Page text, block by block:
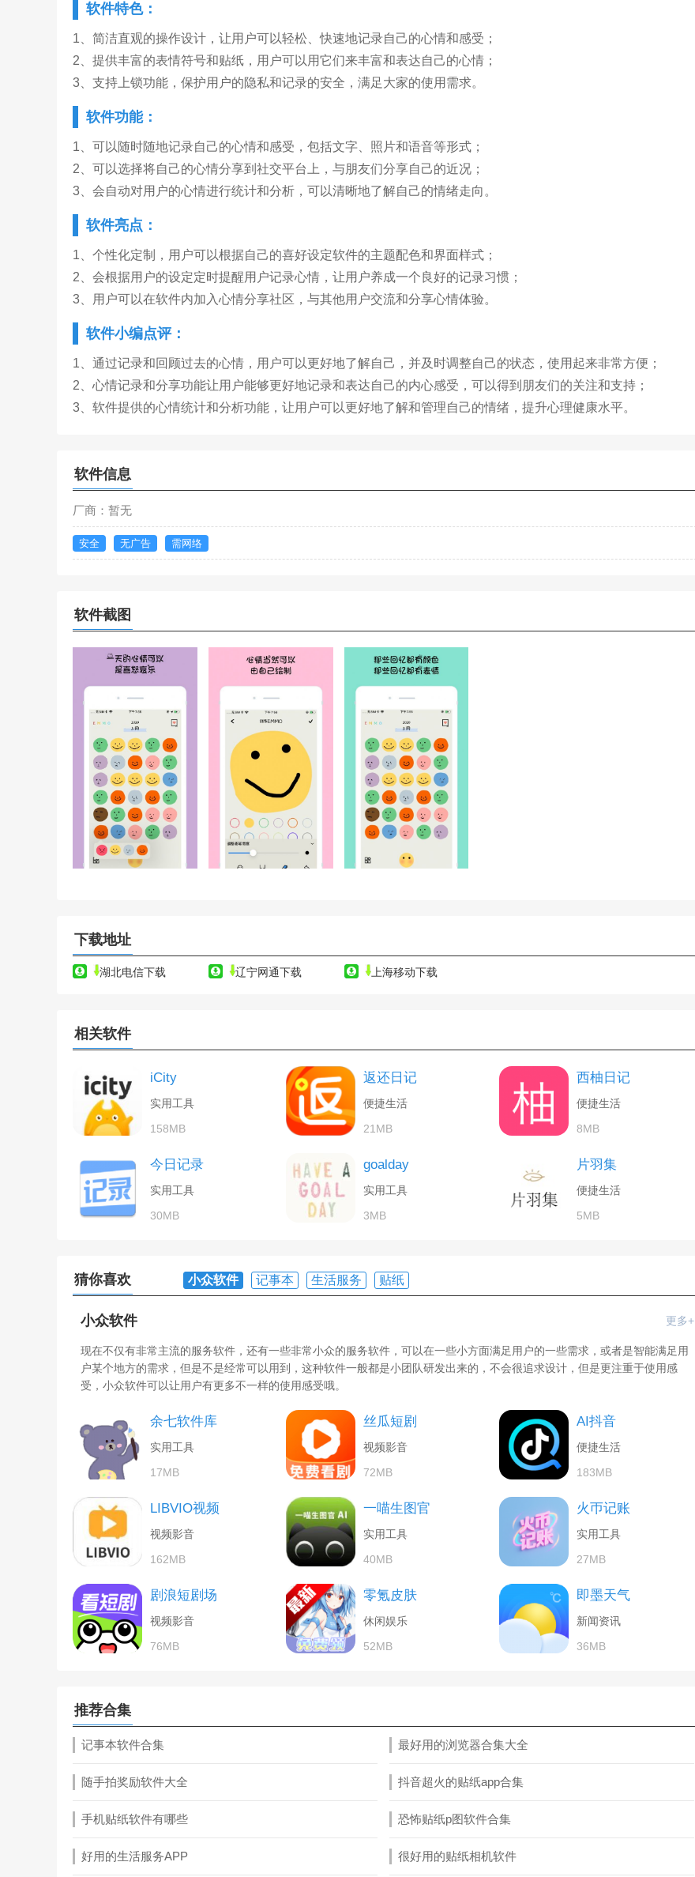
软件特色：
1、简洁直观的操作设计，让用户可以轻松、快速地记录自己的心情和感受；
2、提供丰富的表情符号和贴纸，用户可以用它们来丰富和表达自己的心情；
3、支持上锁功能，保护用户的隐私和记录的安全，满足大家的使用需求。
软件功能：
1、可以随时随地记录自己的心情和感受，包括文字、照片和语音等形式；
2、可以选择将自己的心情分享到社交平台上，与朋友们分享自己的近况；
3、会自动对用户的心情进行统计和分析，可以清晰地了解自己的情绪走向。
软件亮点：
1、个性化定制，用户可以根据自己的喜好设定软件的主题配色和界面样式；
2、会根据用户的设定定时提醒用户记录心情，让用户养成一个良好的记录习惯；
3、用户可以在软件内加入心情分享社区，与其他用户交流和分享心情体验。
软件小编点评：
1、通过记录和回顾过去的心情，用户可以更好地了解自己，并及时调整自己的状态，使用起来非常方便；
2、心情记录和分享功能让用户能够更好地记录和表达自己的内心感受，可以得到朋友们的关注和支持；
3、软件提供的心情统计和分析功能，让用户可以更好地了解和管理自己的情绪，提升心理健康水平。
软件信息
厂商：暂无
安全 无广告 需网络
软件截图
下载地址
湖北电信下载 辽宁网通下载 上海移动下载
相关软件
iCity
实用工具
158MB
返还日记
便捷生活
21MB
西柚日记
便捷生活
8MB
今日记录
实用工具
30MB
goalday
实用工具
3MB
片羽集
便捷生活
5MB
猜你喜欢 小众软件 记事本 生活服务 贴纸
小众软件 更多+
现在不仅有非常主流的服务软件，还有一些非常小众的服务软件，可以在一些小方面满足用户的一些需求，或者是智能满足用
户某个地方的需求，但是不是经常可以用到，这种软件一般都是小团队研发出来的，不会很追求设计，但是更注重于使用感
受，小众软件可以让用户有更多不一样的使用感受哦。
余七软件库
实用工具
17MB
丝瓜短剧
视频影音
72MB
AI抖音
便捷生活
183MB
LIBVIO视频
视频影音
162MB
一喵生图官
实用工具
40MB
火帀记账
实用工具
27MB
剧浪短剧场
视频影音
76MB
零氪皮肤
休闲娱乐
52MB
即墨天气
新闻资讯
36MB
推荐合集
记事本软件合集 最好用的浏览器合集大全
随手拍奖励软件大全 抖音超火的贴纸app合集
手机贴纸软件有哪些 恐怖贴纸p图软件合集
好用的生活服务APP 很好用的贴纸相机软件